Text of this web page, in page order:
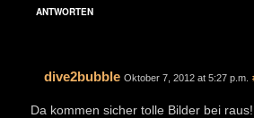
ANTWORTEN
dive2bubble Oktober 7, 2012 at 5:27 p.m.
Da kommen sicher tolle Bilder bei raus!